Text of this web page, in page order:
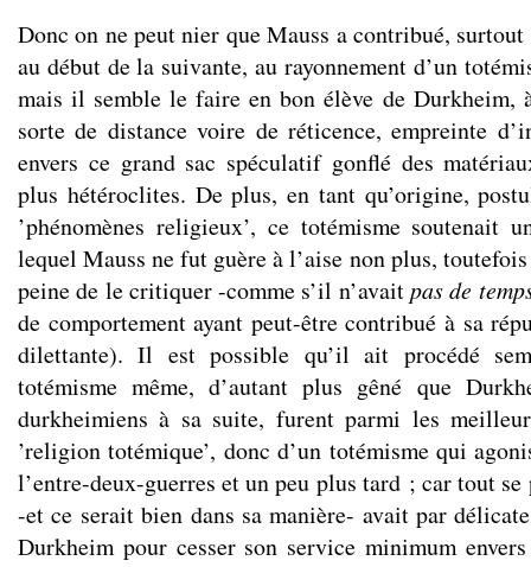
Donc on ne peut nier que Mauss a contribué,
au début de la suivante, au rayonnement d’un
mais il semble le faire en bon élève de Durkheim,
sorte de distance voire de réticence, empreinte
envers ce grand sac spéculatif gonflé des
plus hétéroclites. De plus, en tant qu’origine,
’phénomènes religieux’, ce totémisme soutenait
lequel Mauss ne fut guère à l’aise non plus,
peine de le critiquer -comme s’il n’avaitpas de
de comportement ayant peut-être contribué à sa
dilettante). Il est possible qu’il ait procédé
totémisme même, d’autant plus gêné que
durkheimiens à sa suite, furent parmi les
’religion totémique’, donc d’un totémisme qui
l’entre-deux-guerres et un peu plus tard ; car tout se
-et ce serait bien dans sa manière- avait par
Durkheim pour cesser son service minimum